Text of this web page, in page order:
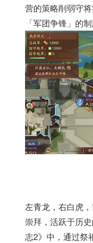
营的策略削弱守
「军团争锋」的制
左青龙，右白虎
崇拜，活跃于历
志2》中，通过祭